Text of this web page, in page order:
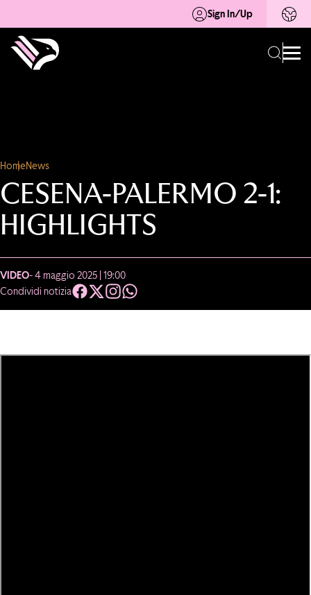
Sign In/Up
HomeNews
CESENA-PALERMO 2-1:
HIGHLIGHTS
VIDEO- 4 maggio 2025 | 19:00
Condividi notizia